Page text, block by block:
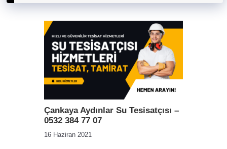
Çankaya Aydınlar Su Tesisatçısı –
0532 384 77 07
16 Haziran 2021